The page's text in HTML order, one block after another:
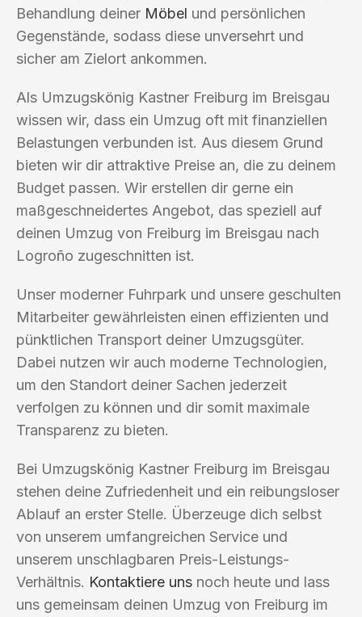
Behandlung deiner Möbel und persönlichen
Gegenstände, sodass diese unversehrt und
sicher am Zielort ankommen.
Als Umzugskönig Kastner Freiburg im Breisgau
wissen wir, dass ein Umzug oft mit finanziellen
Belastungen verbunden ist. Aus diesem Grund
bieten wir dir attraktive Preise an, die zu deinem
Budget passen. Wir erstellen dir gerne ein
maßgeschneidertes Angebot, das speziell auf
deinen Umzug von Freiburg im Breisgau nach
Logroño zugeschnitten ist.
Unser moderner Fuhrpark und unsere geschulten
Mitarbeiter gewährleisten einen effizienten und
pünktlichen Transport deiner Umzugsgüter.
Dabei nutzen wir auch moderne Technologien,
um den Standort deiner Sachen jederzeit
verfolgen zu können und dir somit maximale
Transparenz zu bieten.
Bei Umzugskönig Kastner Freiburg im Breisgau
stehen deine Zufriedenheit und ein reibungsloser
Ablauf an erster Stelle. Überzeuge dich selbst
von unserem umfangreichen Service und
unserem unschlagbaren Preis-Leistungs-
Verhältnis. Kontaktiere uns noch heute und lass
uns gemeinsam deinen Umzug von Freiburg im